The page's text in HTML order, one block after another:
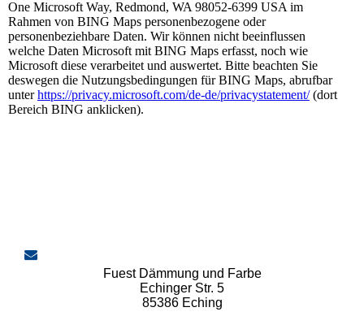
One Microsoft Way, Redmond, WA 98052-6399 USA im
Rahmen von BING Maps personenbezogene oder
personenbeziehbare Daten. Wir können nicht beeinflussen
welche Daten Microsoft mit BING Maps erfasst, noch wie
Microsoft diese verarbeitet und auswertet. Bitte beachten Sie
deswegen die Nutzungsbedingungen für BING Maps, abrufbar
unterhttps://privacy.microsoft.com/de-de/privacystatement/(dort
Bereich BING anklicken).
Fuest Dämmung und Farbe
Echinger Str. 5
85386 Eching